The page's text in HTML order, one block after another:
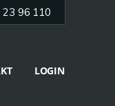
23 96 110
LOGIN